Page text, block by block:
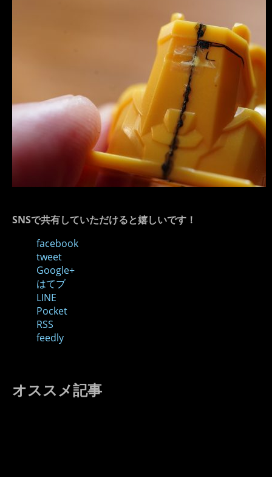
SNSで共有していただけると嬉しいです！
facebook
tweet
Google+
はてブ
LINE
Pocket
RSS
feedly
オススメ記事